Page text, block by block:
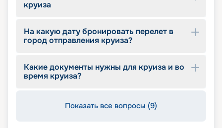
круиза
На какую дату бронировать перелет в
город отправления круиза?
Какие документы нужны для круиза и во
время круиза?
Показать все вопросы (9)